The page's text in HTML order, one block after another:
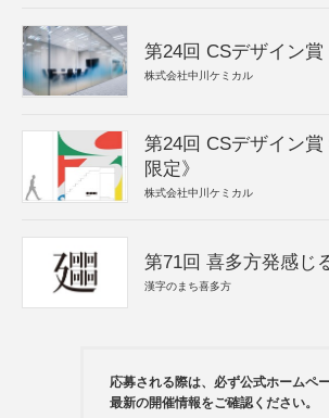
第24回 CSデザイン賞
株式会社中川ケミカル
第24回 CSデザイン
限定》
株式会社中川ケミカル
第71回 喜多方発感じ
漢字のまち喜多方
応募される際は、必ず公式ホームペ
最新の開催情報をご確認ください。